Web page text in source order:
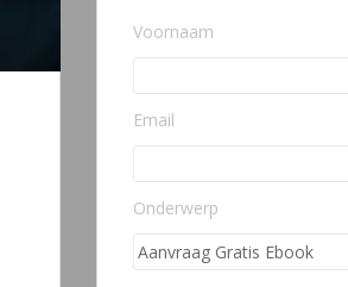
Voornaam
Email
Onderwerp